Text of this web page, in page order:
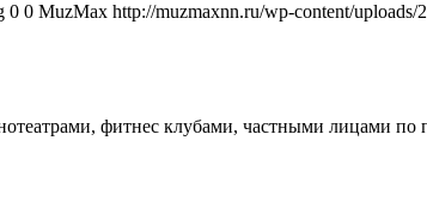
0 0 MuzMax http://muzmaxnn.ru/wp-content/
фитнес клубами, частными лицами по